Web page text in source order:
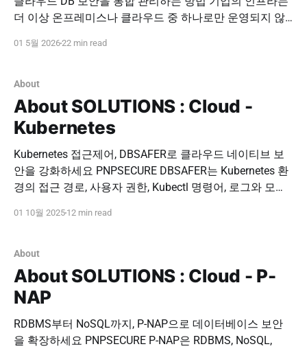
더 이상 온프레미스나 클라우드 중 하나로만 운영되지 않
우드, 클라우드 DB, 관리 콘솔, 운영자 계정이 함께 존재하
운영 방식입니다. 온프레미스 DB와 클라우드 DB, 클라우
드
01 5월 202622 min read
About
About SOLUTIONS : Cloud -
Kubernetes
Kubernetes 접근제어, DBSAFER로 클라우드 네이티브 보
안을 강화하세요 PNPSECURE DBSAFER는 Kubernetes 환
경의 접근 경로, 사용자 권한, Kubectl 명령어, 로그와 모니
Zero Trust 보안 정책으로 클러스터 내부 자산과 데이터를
DBSAFER · Kubernetes Security · Cloud Native Security ·
Zero Trust 피앤피시큐어(PNPSECURE)는 Kubernetes를
01 10월 2025 12 min read
About
About SOLUTIONS : Cloud - P-
NAP
RDBMS부터 NoSQL까지, P-NAP으로 데이터베이스 보안
을 확장하세요 PNPSECURE P-NAP은 RDBMS, NoSQL,